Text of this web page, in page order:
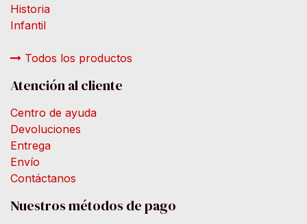
Historia
Infantil
Todos los productos
Atención al cliente
Centro de ayuda
Devoluciones
Entrega
Envío
Contáctanos
Nuestros métodos de pago